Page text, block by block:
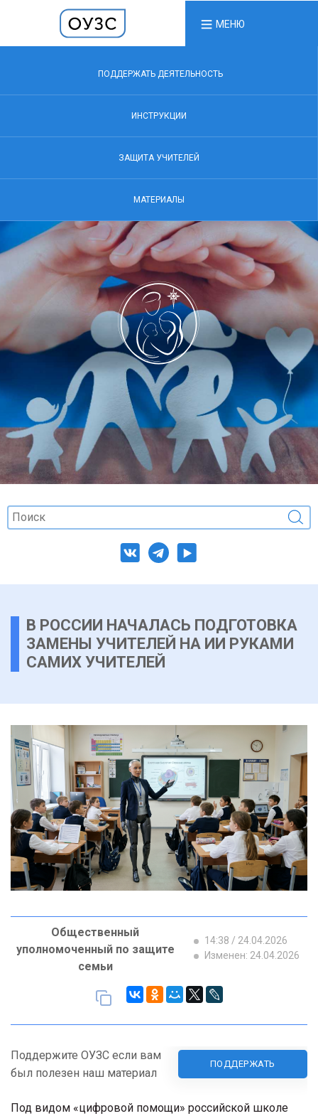
МЕНЮ
ПОДДЕРЖАТЬ ДЕЯТЕЛЬНОСТЬ
ИНСТРУКЦИИ
ЗАЩИТА УЧИТЕЛЕЙ
МАТЕРИАЛЫ
В РОССИИ НАЧАЛАСЬ ПОДГОТОВКА
ЗАМЕНЫ УЧИТЕЛЕЙ НА ИИ РУКАМИ
САМИХ УЧИТЕЛЕЙ
Общественный
уполномоченный по защите
семьи
14:38 / 24.04.2026
Изменен: 24.04.2026
Поддержите ОУЗС если вам
был полезен наш материал
ПОДДЕРЖАТЬ
Под видом «цифровой помощи» российской школе